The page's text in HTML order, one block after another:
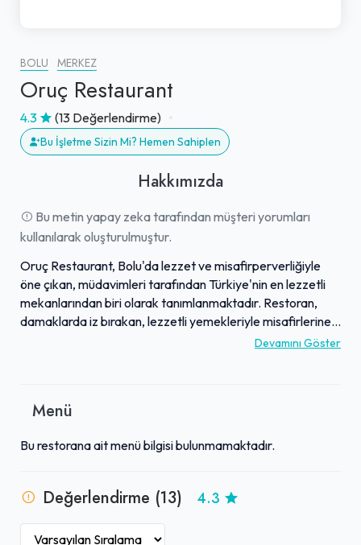
BOLU MERKEZ
Oruç Restaurant
4.3 (13 Değerlendirme)
Bu İşletme Sizin Mi? Hemen Sahiplen
Hakkımızda
Bu metin yapay zeka tarafından müşteri yorumları
kullanılarak oluşturulmuştur.
Oruç Restaurant, Bolu'da lezzet ve misafirperverliğiyle
öne çıkan, müdavimleri tarafından Türkiye'nin en lezzetli
mekanlarından biri olarak tanımlanmaktadır. Restoran,
damaklarda iz bırakan, lezzetli yemekleriyle misafirlerine
unutulmaz bir mutfak deneyimi sunar. Mekanın güler yüzlü,
ekmek kadayıfı gibi özgün lezzetleri, taze ve sıcak çay
Misafirler, burada huzurlu ve keyifli anlar yaşarken,
fiyatlandırmadan duydukları memnuniyeti dile
getirmektedir. Oruç Restaurant, Bolu'yu ziyaret edenler
için şiddetle tavsiye edilen, kaçırılmaması gereken özel bir
Devamını Göster
Menü
Bu restorana ait menü bilgisi bulunmamaktadır.
Değerlendirme (13) 4.3